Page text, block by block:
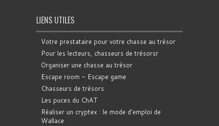
LIENS UTILES
Votre prestataire pour votre chasse au trésor
Pour les lecteurs, chasseurs de trésorsr
Organiser une chasse au trésor
Escape room - Escape game
Chasseurs de trésors
Les puces du ChAT
Réaliser un cryptex : le mode d'emploi de
Wallace